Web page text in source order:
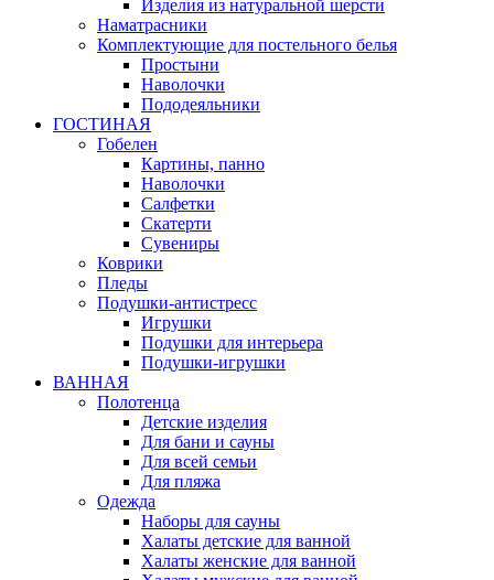
Изделия из натуральной шерсти
Наматраcники
Комплектующие для постельного белья
Простыни
Наволочки
Пододеяльники
ГОСТИНАЯ
Гобелен
Картины, панно
Наволочки
Салфетки
Скатерти
Сувениры
Коврики
Пледы
Подушки-антистресс
Игрушки
Подушки для интерьера
Подушки-игрушки
ВАННАЯ
Полотенца
Детские изделия
Для бани и сауны
Для всей семьи
Для пляжа
Одежда
Наборы для сауны
Халаты детские для ванной
Халаты женские для ванной